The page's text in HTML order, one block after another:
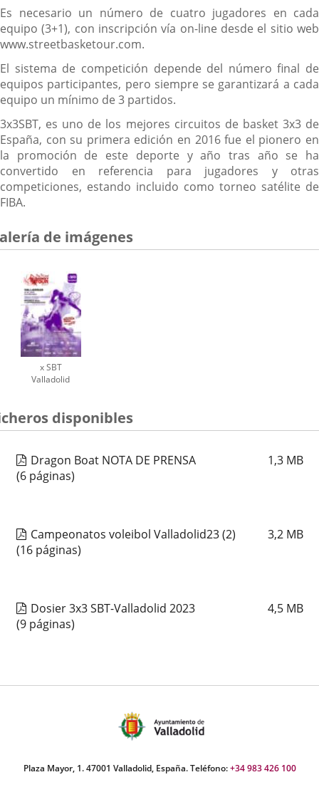
Es necesario un número de cuatro jugadores en cada
equipo (3+1), con inscripción vía on-line desde el sitio web
www.streetbasketour.com.
El sistema de competición depende del número final de
equipos participantes, pero siempre se garantizará a cada
equipo un mínimo de 3 partidos.
3x3SBT, es uno de los mejores circuitos de basket 3x3 de
España, con su primera edición en 2016 fue el pionero en
la promoción de este deporte y año tras año se ha
convertido en referencia para jugadores y otras
competiciones, estando incluido como torneo satélite de
FIBA.
de imágenes
x SBT
Valladolid
disponibles
Dragon Boat NOTA DE PRENSA 1,3 MB
(6 páginas)
Campeonatos voleibol Valladolid23 (2) 3,2 MB
(16 páginas)
Dosier 3x3 SBT-Valladolid 2023 4,5 MB
(9 páginas)
Plaza Mayor, 1. 47001 Valladolid, España. Teléfono:+34 983 426 100